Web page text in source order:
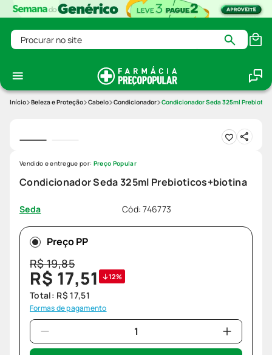
Procurar no site
Beleza e Proteção Cabelo Condicionador Condicionador Seda 325ml
Condicionador Seda 325ml Prebioticos+biotina
Seda Cód:746773
Vendido e entregue por: Preço Popular
Preço PP
R$19,85
R$ 17,51 12%
Total: R$ 17,51
Formas de pagamento